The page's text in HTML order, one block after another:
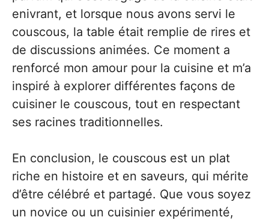
enivrant, et lorsque nous avons servi le
couscous, la table était remplie de rires et
de discussions animées. Ce moment a
renforcé mon amour pour la cuisine et m’a
inspiré à explorer différentes façons de
cuisiner le couscous, tout en respectant
ses racines traditionnelles.
En conclusion, le couscous est un plat
riche en histoire et en saveurs, qui mérite
d’être célébré et partagé. Que vous soyez
un novice ou un cuisinier expérimenté,